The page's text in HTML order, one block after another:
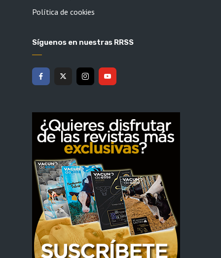
Política de cookies
Síguenos en nuestras RRSS